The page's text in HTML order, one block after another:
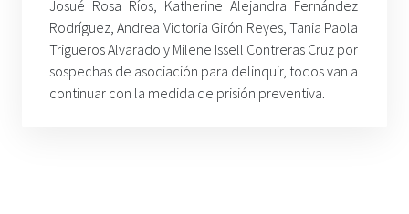
Josué Rosa Ríos, Katherine Alejandra Fernández
Rodríguez, Andrea Victoria Girón Reyes, Tania Paola
Trigueros Alvarado y Milene Issell Contreras Cruz por
sospechas de asociación para delinquir, todos van a
continuar con la medida de prisión preventiva.